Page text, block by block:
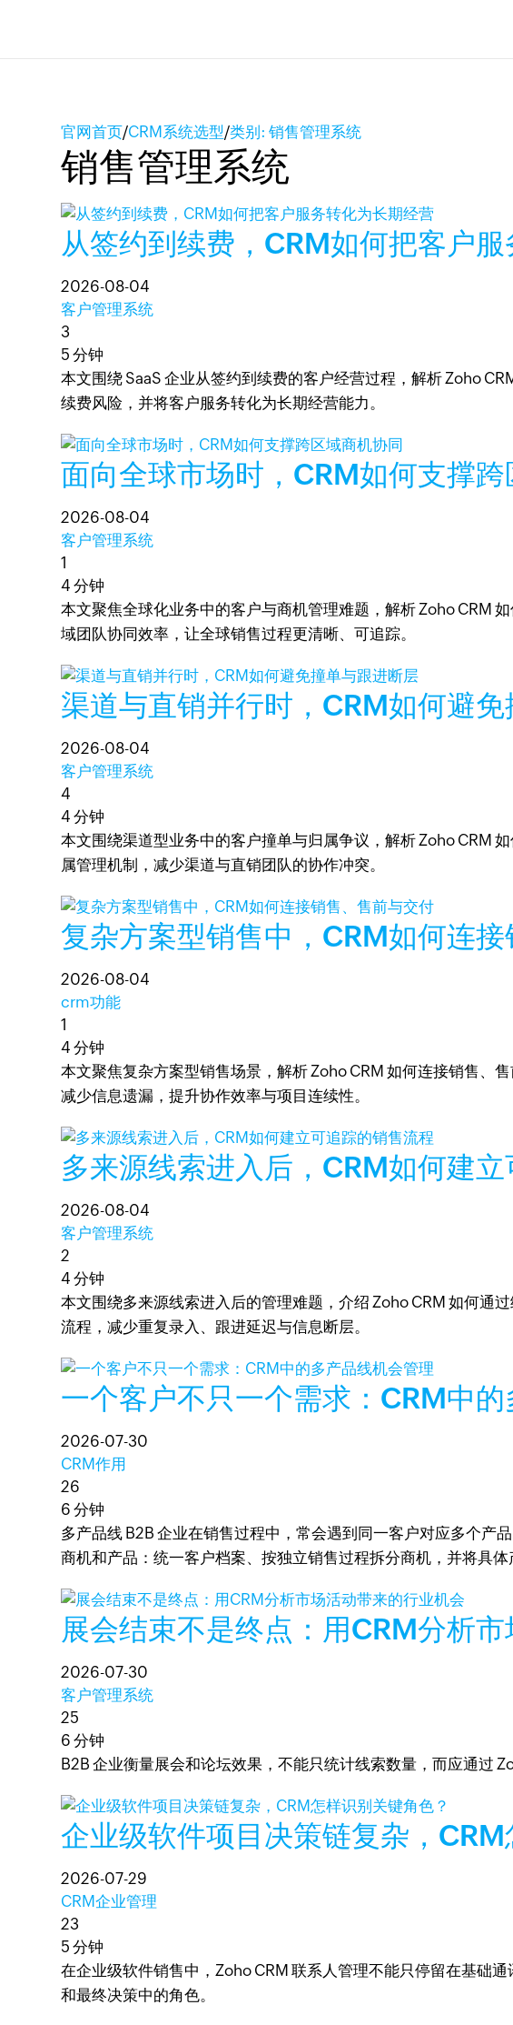
官网首页/CRM系统选型/类别: 销售管理系统
销售管理系统
从签约到续费，CRM如何把客户
2026-08-04
客户管理系统
3
5 分钟
本文围绕 SaaS 企业从签约到续费的客户经营过程，解析 Zoho
续费风险，并将客户服务转化为长期经营能力。
面向全球市场时，CRM如何支撑
2026-08-04
客户管理系统
1
4 分钟
本文聚焦全球化业务中的客户与商机管理难题，解析 Zoho CRM
域团队协同效率，让全球销售过程更清晰、可追踪。
渠道与直销并行时，CRM如何避
2026-08-04
客户管理系统
4
4 分钟
本文围绕渠道型业务中的客户撞单与归属争议，解析 Zoho CRM
属管理机制，减少渠道与直销团队的协作冲突。
复杂方案型销售中，CRM如何连
2026-08-04
crm功能
1
4 分钟
本文聚焦复杂方案型销售场景，解析 Zoho CRM 如何连接销售、
减少信息遗漏，提升协作效率与项目连续性。
多来源线索进入后，CRM如何建
2026-08-04
客户管理系统
2
4 分钟
本文围绕多来源线索进入后的管理难题，介绍 Zoho CRM 如何通
流程，减少重复录入、跟进延迟与信息断层。
一个客户不只一个需求：CRM中
2026-07-30
CRM作用
26
6 分钟
多产品线 B2B 企业在销售过程中，常会遇到同一客户对应多个产
商机和产品：统一客户档案、按独立销售过程拆分商机，并将具
展会结束不是终点：用CRM分析
2026-07-30
客户管理系统
25
6 分钟
B2B 企业衡量展会和论坛效果，不能只统计线索数量，而应通过
企业级软件项目决策链复杂，CRM
2026-07-29
CRM企业管理
23
5 分钟
在企业级软件销售中，Zoho CRM 联系人管理不能只停留在基础
和最终决策中的角色。